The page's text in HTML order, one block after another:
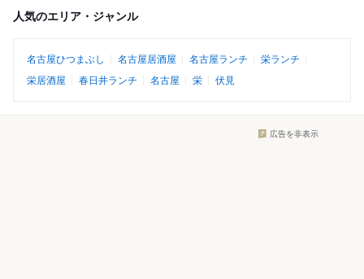
人気のエリア・ジャンル
名古屋ひつまぶし 名古屋居酒屋 名古屋ランチ
栄ランチ
栄居酒屋
春日井ランチ 名古屋 栄 伏見
広告を非表示